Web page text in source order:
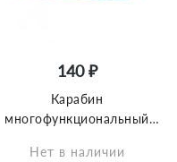
140 ₽
Карабин
многофункциональный
Type 8cm голубой
Нет в наличии